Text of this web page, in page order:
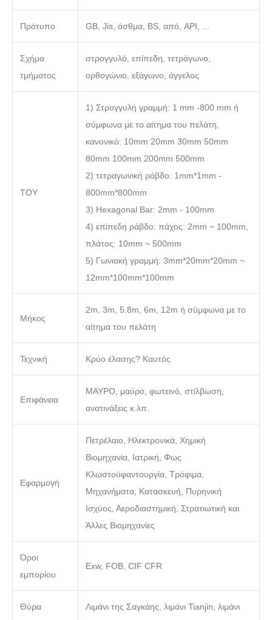
Πρότυπο GB, Jis, άσθμα, BS, από, API, ...
Σχήμα
τμήματος
στρογγυλό, επίπεδη, τετράγωνο,
ορθογώνιο, εξάγωνο, άγγελος
ΤΟΥ
1) Στρογγυλή γραμμή: 1 mm -800 mm ή
σύμφωνα με το αίτημα του πελάτη,
κανονικό: 10mm 20mm 30mm 50mm
80mm 100mm 200mm 500mm
2) τετραγωνική ράβδο: 1mm*1mm -
800mm*800mm
3) Hexagonal Bar: 2mm - 100mm
4) επίπεδη ράβδο: πάχος: 2mm ~ 100mm,
πλάτος: 10mm ~ 500mm
5) Γωνιακή γραμμή: 3mm*20mm*20mm ~
12mm*100mm*100mm
Μήκος
2m, 3m, 5.8m, 6m, 12m ή σύμφωνα με το
αίτημα του πελάτη
Τεχνική Κρύο έλασης? Καυτός
Επιφάνεια
ΜΑΥΡΟ, μαύρο, φωτεινό, στίλβωση,
ανατινάξεις κ.λπ.
Εφαρμογή
Πετρέλαιο, Ηλεκτρονικά, Χημική
Βιομηχανία, Ιατρική, Φως
Κλωστοϋφαντουργία, Τρόφιμα,
Μηχανήματα, Κατασκευή, Πυρηνική
Ισχύος, Αεροδιαστημική, Στρατιωτική και
Άλλες Βιομηχανίες
Όροι
εμπορίου
Exw, FOB, CIF CFR
Θύρα
Λιμάνι της Σαγκάης, λιμάνι Tianjin, λιμάνι